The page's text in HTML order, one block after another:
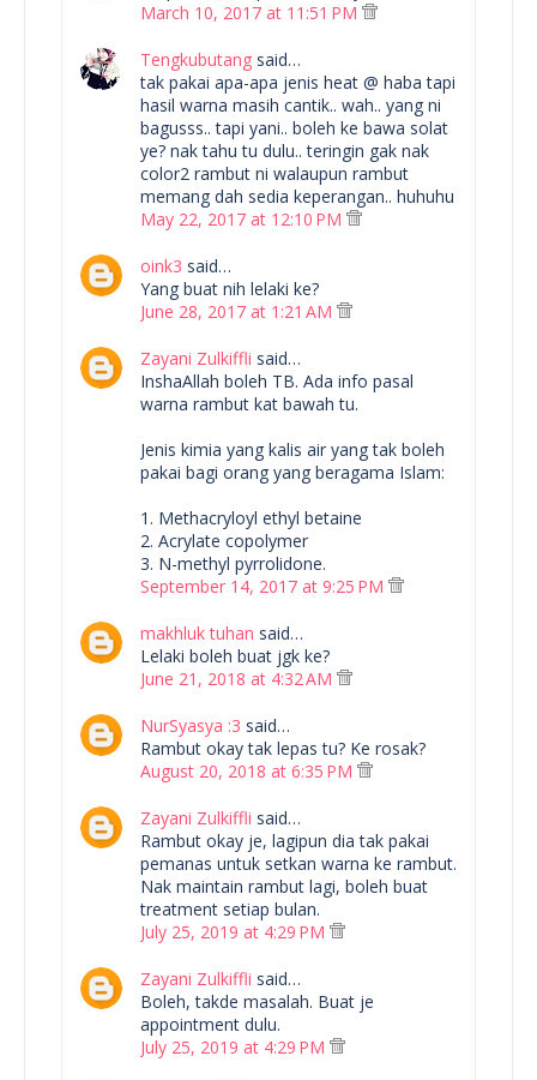
March 10, 2017 at 11:51 PM
Tengkubutang said…
tak pakai apa-apa jenis heat @ haba tapi
hasil warna masih cantik.. wah.. yang ni
bagusss.. tapi yani.. boleh ke bawa solat
ye? nak tahu tu dulu.. teringin gak nak
color2 rambut ni walaupun rambut
memang dah sedia keperangan.. huhuhu
May 22, 2017 at 12:10 PM
oink3 said…
Yang buat nih lelaki ke?
June 28, 2017 at 1:21 AM
Zayani Zulkiffli said…
InshaAllah boleh TB. Ada info pasal
warna rambut kat bawah tu.
Jenis kimia yang kalis air yang tak boleh
pakai bagi orang yang beragama Islam:
1. Methacryloyl ethyl betaine
2. Acrylate copolymer
3. N-methyl pyrrolidone.
September 14, 2017 at 9:25 PM
makhluk tuhan said…
Lelaki boleh buat jgk ke?
June 21, 2018 at 4:32 AM
NurSyasya :3 said…
Rambut okay tak lepas tu? Ke rosak?
August 20, 2018 at 6:35 PM
Zayani Zulkiffli said…
Rambut okay je, lagipun dia tak pakai
pemanas untuk setkan warna ke rambut.
Nak maintain rambut lagi, boleh buat
treatment setiap bulan.
July 25, 2019 at 4:29 PM
Zayani Zulkiffli said…
Boleh, takde masalah. Buat je
appointment dulu.
July 25, 2019 at 4:29 PM